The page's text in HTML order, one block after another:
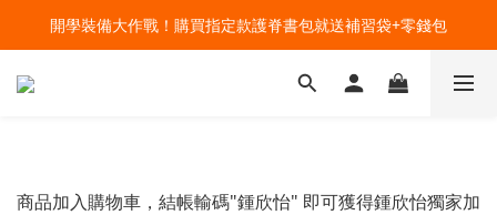
🔥今夏最夯 Pokémon 寶可夢書包現貨熱賣中！開心迎接新學期！
開學裝備大作戰！購買指定款護脊書包就送補習袋+零錢包
🔥今夏最夯 Pokémon 寶可夢書包現貨熱賣中！開心迎接新學期！
商品加入購物車，結帳輸碼"鍾欣怡" 即可獲得鍾欣怡獨家加